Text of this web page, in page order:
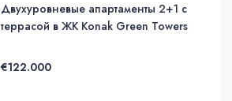
Двухуровневые апартаменты 2+1 с
террасой в ЖК Konak Green Towers
€122.000